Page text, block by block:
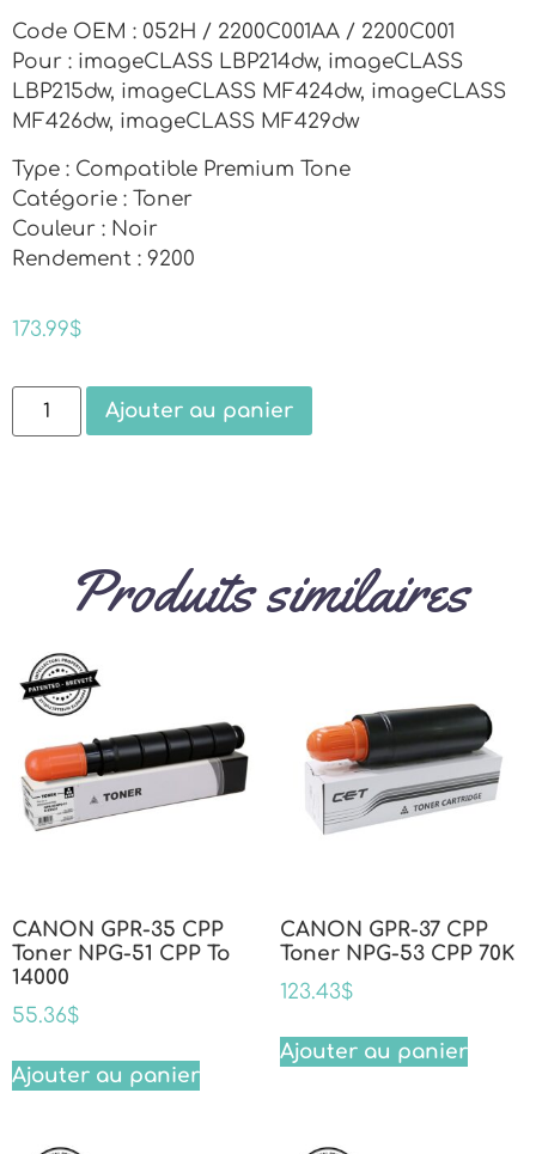
Code OEM : 052H / 2200C001AA / 2200C001
Pour : imageCLASS LBP214dw, imageCLASS
LBP215dw, imageCLASS MF424dw, imageCLASS
MF426dw, imageCLASS MF429dw
Type : Compatible Premium Tone
Catégorie : Toner
Couleur : Noir
Rendement : 9200
173.99$
Ajouter au panier
Produits similaires
CANON GPR-35 CPP
Toner NPG-51 CPP To
14000
55.36$
Ajouter au panier
CANON GPR-37 CPP
Toner NPG-53 CPP 70K
123.43$
Ajouter au panier